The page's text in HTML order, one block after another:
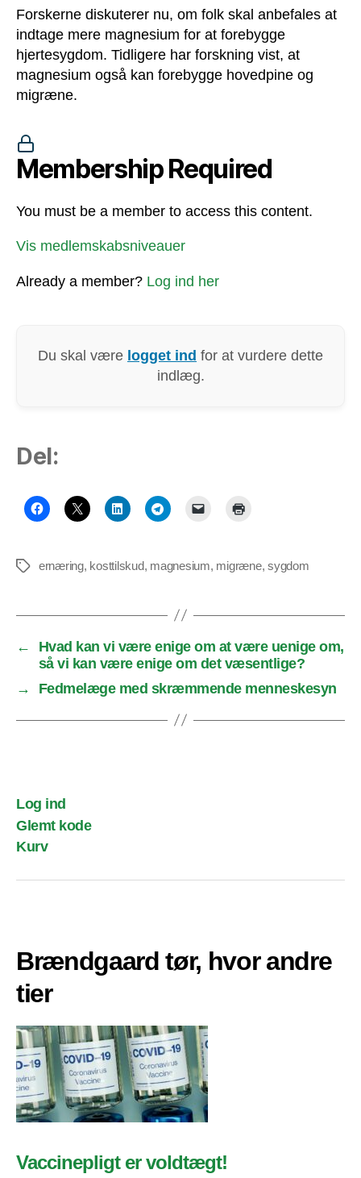
Forskerne diskuterer nu, om folk skal anbefales at
indtage mere magnesium for at forebygge
hjertesygdom. Tidligere har forskning vist, at
magnesium også kan forebygge hovedpine og
migræne.
Membership Required
You must be a member to access this content.
Vis medlemskabsniveauer
Already a member? Log ind her
Du skal være logget ind for at vurdere dette
indlæg.
Del:
Tagsernæring, kosttilskud, magnesium, migræne,sygdom
←
Hvad kan vi være enige om at være uenige om,
så vi kan være enige om det væsentlige?
→
Fedmelæge med skræmmende menneskesyn
Log ind
Glemt kode
Kurv
Brændgaard tør, hvor andre
tier
Vaccinepligt er voldtægt!